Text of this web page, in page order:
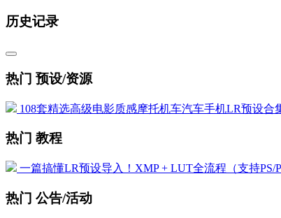
历史记录
热门 预设/资源
108套精选高级电影质感摩托机车汽车手机LR预设合
热门 教程
一篇搞懂LR预设导入！XMP + LUT全流程（支持PS/
热门 公告/活动